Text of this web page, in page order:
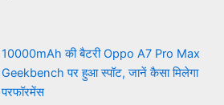
10000mAh की बैटरी Oppo A7 Pro Max
Geekbench पर हुआ स्पॉट, जानें कैसा मिलेगा
परफॉरमेंस